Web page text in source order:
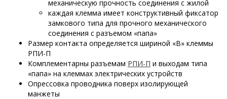
механическую прочность соединения с жилой
каждая клемма имеет конструктивный фиксатор
замкового типа для прочного механического
соединения с разъемом «папа»
Размер контакта определяется шириной «В» клеммы
РПИ-П
Комплементарны разъемам РПИ-П и выходам типа
«папа» на клеммах электрических устройств
Опрессовка проводника поверх изолирующей
манжеты